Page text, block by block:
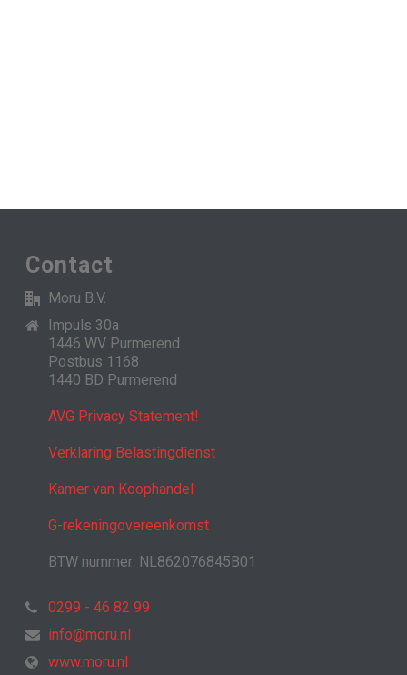
Contact
Moru B.V.
Impuls 30a
1446 WV Purmerend
Postbus 1168
1440 BD Purmerend
AVG Privacy Statement!
Verklaring Belastingdienst
Kamer van Koophandel
G-rekeningovereenkomst
BTW nummer: NL862076845B01
0299 - 46 82 99
info@moru.nl
www.moru.nl